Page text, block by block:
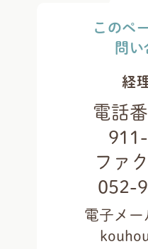
このペ
問い
経
電話番
ファ
052-
電子メー